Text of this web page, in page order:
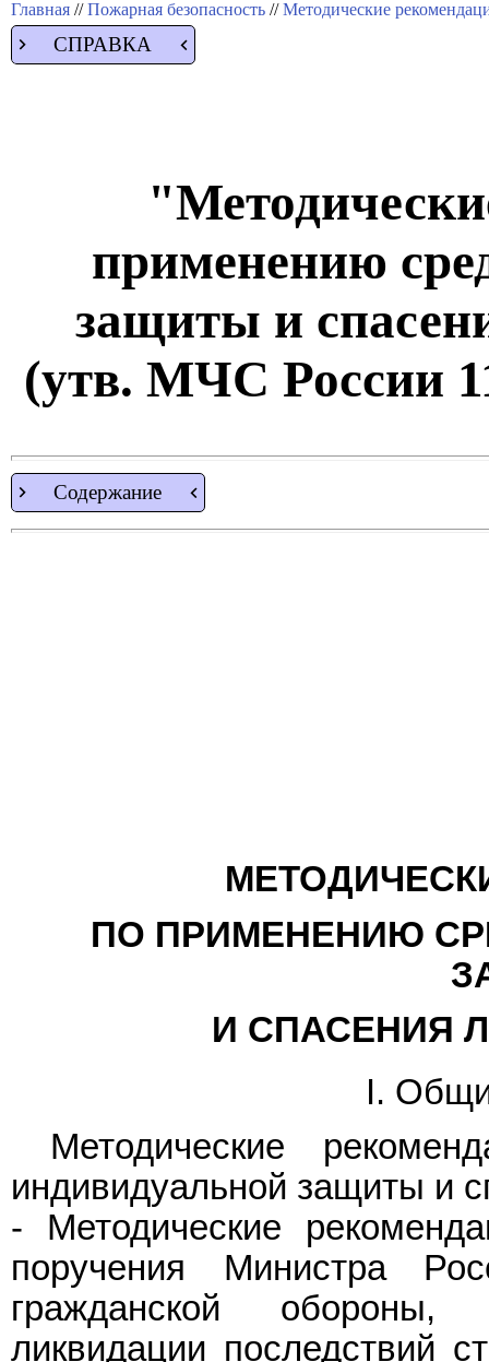
Главная //Пожарная безопасность //Методические
СПРАВКА
применению
защиты и
(утв. МЧС России
Содержание
ПО ПРИМЕНЕНИЮ
И СПАСЕНИЯ
I.
Методические
индивидуальной защиты и
- Методические
поручения Министра
гражданской
ликвидации последствий